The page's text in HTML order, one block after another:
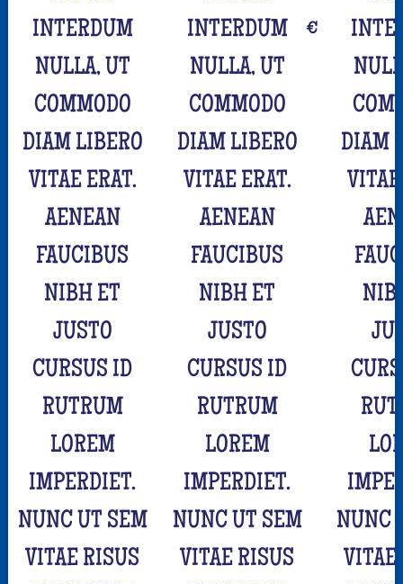
INTERDUM
NULLA, UT
COMMODO
DIAM LIBERO
VITAE ERAT.
AENEAN
FAUCIBUS
NIBH ET
JUSTO
CURSUS ID
RUTRUM
LOREM
IMPERDIET.
NUNC UT SEM
VITAE RISUS
INTERDUM
NULLA, UT
COMMODO
DIAM LIBERO
VITAE ERAT.
AENEAN
FAUCIBUS
NIBH ET
JUSTO
CURSUS ID
RUTRUM
LOREM
IMPERDIET.
NUNC UT SEM
VITAE RISUS
€
DIAM
NUNC
VITAE